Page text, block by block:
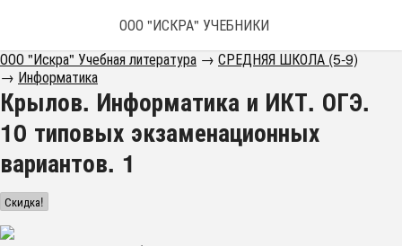
ООО "ИСКРА" УЧЕБНИКИ
ООО "Искра" Учебная литература → СРЕДНЯЯ ШКОЛА (5-9)
→ Информатика
Крылов. Информатика и ИКТ. ОГЭ.
10 типовых экзаменационных
вариантов. 1
Скидка!